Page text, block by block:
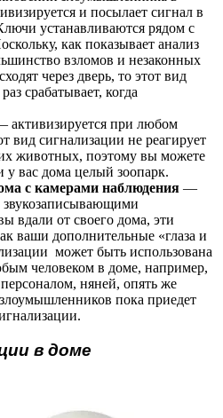
и посылает сигнал в
устанавливаются рядом с
как показывает анализ
взломов и незаконных
через дверь, то этот вид
срабатывает, когда
активизируется при любом
вид сигнализации не реагирует
животных, поэтому вы можете
у вас дома целый зоопарк.
с камерами наблюдения —
вдали от своего дома, эти
ваши дополнительные «глаза и
может быть использована
человеком в доме, например,
няней, опять же
пока приедет
в доме